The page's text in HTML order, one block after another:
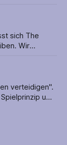
von
sich The
Wir
wir unsere
verteidigen".
um
Angriff auf